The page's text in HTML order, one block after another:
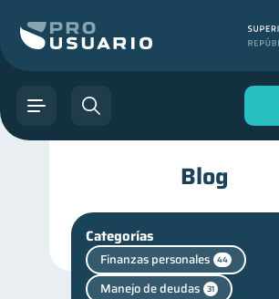
Blog
Categorías
Finanzas personales 44
Manejo de deudas 31